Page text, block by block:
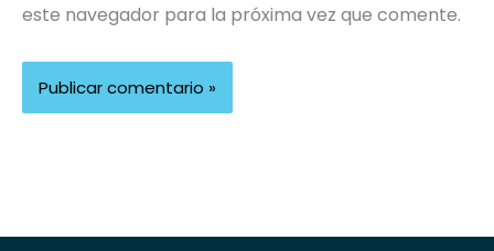
este navegador para la próxima vez que comente.